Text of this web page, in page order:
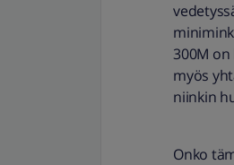
300M
myös
niinkin
Onko